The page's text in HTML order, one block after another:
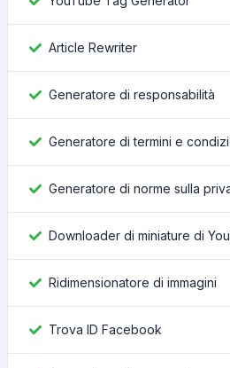
Article Rewriter
Generatore di responsabilità
Generatore di termini e
Generatore di norme sulla
Downloader di miniature di
Ridimensionatore di immagini
Trova ID Facebook